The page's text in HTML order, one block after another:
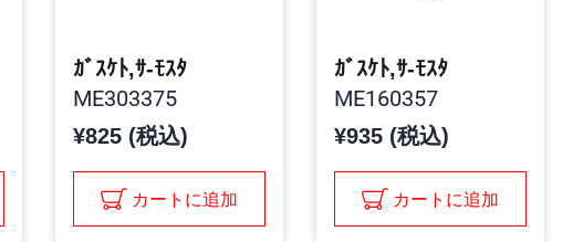
ｶﾞｽｹﾄ,ｻ-ﾓｽﾀ
ME303375
¥825 (税込)
カートに追加
ｶﾞｽｹﾄ,ｻ-ﾓｽﾀ
ME160357
¥935 (税込)
カートに追加